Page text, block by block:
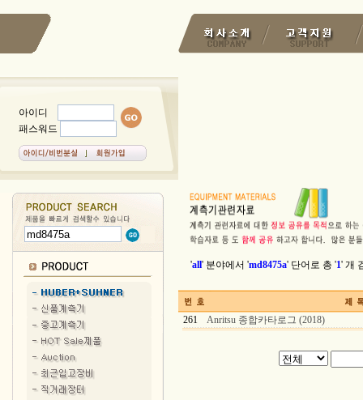
아이디
패스워드
'all' 분야에서 'md8475a' 단어로 총 '1' 개
261 Anritsu 종합카타로그 (2018)